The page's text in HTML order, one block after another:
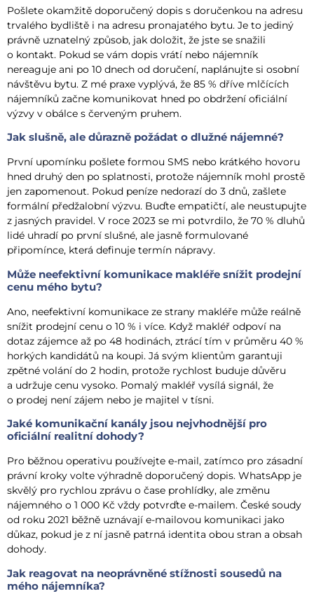
Pošlete okamžitě doporučený dopis s doručenkou na adresu
trvalého bydliště i na adresu pronajatého bytu. Je to jediný
právně uznatelný způsob, jak doložit, že jste se snažili
o kontakt. Pokud se vám dopis vrátí nebo nájemník
nereaguje ani po 10 dnech od doručení, naplánujte si osobní
návštěvu bytu. Z mé praxe vyplývá, že 85 % dříve mlčících
nájemníků začne komunikovat hned po obdržení oficiální
výzvy v obálce s červeným pruhem.
Jak slušně, ale důrazně požádat o dlužné nájemné?
První upomínku pošlete formou SMS nebo krátkého hovoru
hned druhý den po splatnosti, protože nájemník mohl prostě
jen zapomenout. Pokud peníze nedorazí do 3 dnů, zašlete
formální předžalobní výzvu. Buďte empatičtí, ale neustupujte
z jasných pravidel. V roce 2023 se mi potvrdilo, že 70 % dluhů
lidé uhradí po první slušné, ale jasně formulované
připomínce, která definuje termín nápravy.
Může neefektivní komunikace makléře snížit prodejní
cenu mého bytu?
Ano, neefektivní komunikace ze strany makléře může reálně
snížit prodejní cenu o 10 % i více. Když makléř odpoví na
dotaz zájemce až po 48 hodinách, ztrácí tím v průměru 40 %
horkých kandidátů na koupi. Já svým klientům garantuji
zpětné volání do 2 hodin, protože rychlost buduje důvěru
a udržuje cenu vysoko. Pomalý makléř vysílá signál, že
o prodej není zájem nebo je majitel v tísni.
Jaké komunikační kanály jsou nejvhodnější pro
oficiální realitní dohody?
Pro běžnou operativu používejte e-mail, zatímco pro zásadní
právní kroky volte výhradně doporučený dopis. WhatsApp je
skvělý pro rychlou zprávu o čase prohlídky, ale změnu
nájemného o 1 000 Kč vždy potvrďte e-mailem. České soudy
od roku 2021 běžně uznávají e-mailovou komunikaci jako
důkaz, pokud je z ní jasně patrná identita obou stran a obsah
dohody.
Jak reagovat na neoprávněné stížnosti sousedů na
mého nájemníka?